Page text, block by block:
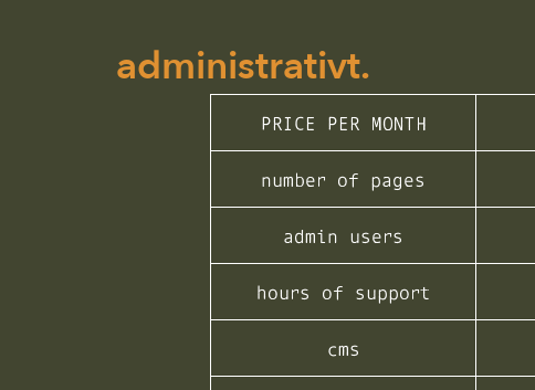
administrativt.
PRICE PER MONTH
number of pages
admin users
hours of support
cms